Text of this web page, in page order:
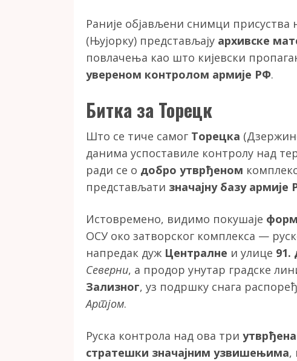
Раније објављени снимци присуства
(Њујорку) представљају архивске
повлачења као што кијевски
увереном контролом армије РФ.
Битка за Торецк
Што се тиче самог Торецка
данима успоставиле контролу над
ради се о добро утврђеном
представљати значајну базу армије
Истовремено, видимо покушаје
ОСУ око затворског комплекса —
напредак дуж Централне и улице 91.
Северни, а продор унутар градске
Зализног, уз подршку снага
Артјом.
Руска контрола над ова три
стратешки значајним узвишењима,